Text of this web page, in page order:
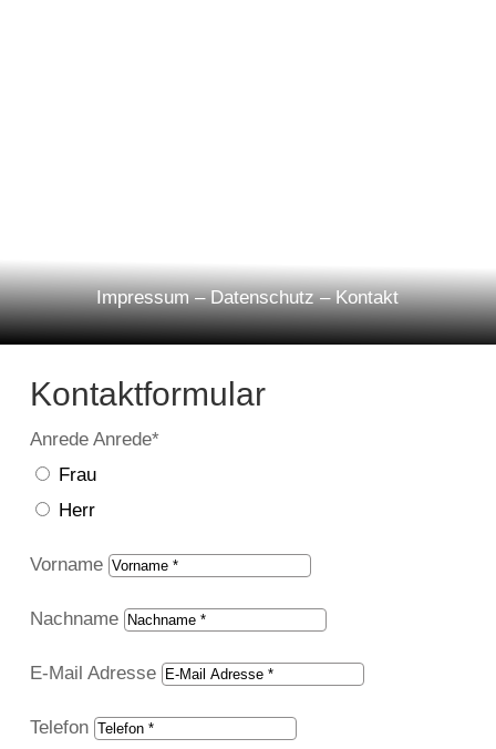
Impressum–Datenschutz–Kontakt
Kontaktformular
Anrede Anrede
Frau
Herr
Vorname
Nachname
E-Mail Adresse
Telefon